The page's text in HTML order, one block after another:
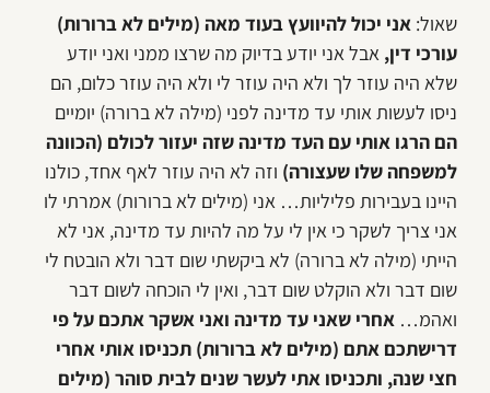
שאול: אני יכול להיוועץ בעוד מאה (מילים לא ברורות)
עורכי דין, אבל אני יודע בדיוק מה שרצו ממני ואני יודע
שלא היה עוזר לך ולא היה עוזר לי ולא היה עוזר כלום, הם
ניסו לעשות אותי עד מדינה לפני (מילה לא ברורה) יומיים
הם הרגו אותי עם העד מדינה שזה יעזור לכולם (הכוונה
למשפחה שלו שעצורה) וזה לא היה עוזר לאף אחד, כולנו
היינו בעבירות פליליות… אני (מילים לא ברורות) אמרתי לו
אני צריך לשקר כי אין לי על מה להיות עד מדינה, אני לא
הייתי (מילה לא ברורה) לא ביקשתי שום דבר ולא הובטח לי
שום דבר ולא הוקלט שום דבר, ואין לי הוכחה לשום דבר
ואהמ… אחרי שאני עד מדינה ואני אשקר אתכם על פי
דרישתכם אתם (מילים לא ברורות) תכניסו אותי אחרי
חצי שנה, ותכניסו אתי לעשר שנים לבית סוהר (מילים